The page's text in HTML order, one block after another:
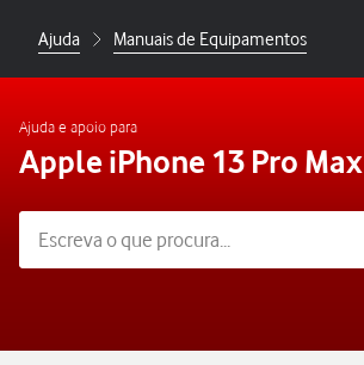
Ajuda Manuais de Equipamentos
Ajuda e apoio para
Apple iPhone 13 Pro Max